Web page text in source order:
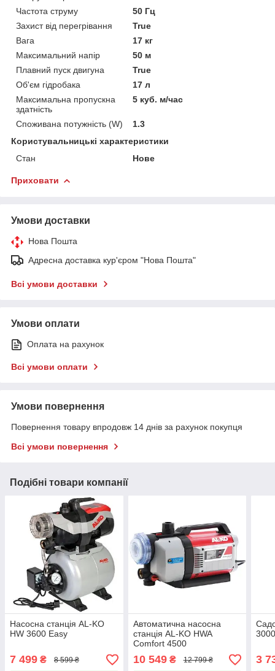
Частота струму
50 Гц
Захист від перегрівання
True
Вага
17 кг
Максимальний напір
50 м
Плавний пуск двигуна
True
Об'єм гідробака
17 л
Максимальна пропускна
здатність
5 куб. м/час
Споживана потужність (W)
1.3
Користувальницькі характеристики
Стан
Нове
Приховати
Умови доставки
Нова Пошта
Адресна доставка кур'єром "Нова Пошта"
Всі умови доставки
Умови оплати
Оплата на рахунок
Всі умови оплати
Умови повернення
Повернення товару впродовж 14 днів за рахунок покупця
Всі умови повернення
Подібні товари компанії
Насосна станція AL-KO
HW 3600 Easy
7 499 ₴ 8 599 ₴
Автоматична насосна
станція AL-KO HWA
Comfort 4500
10 549₴ 12 799 ₴ 3